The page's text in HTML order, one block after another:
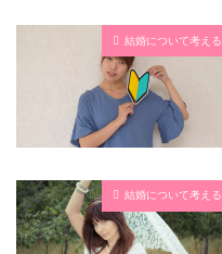
結婚について考える
結婚について考える